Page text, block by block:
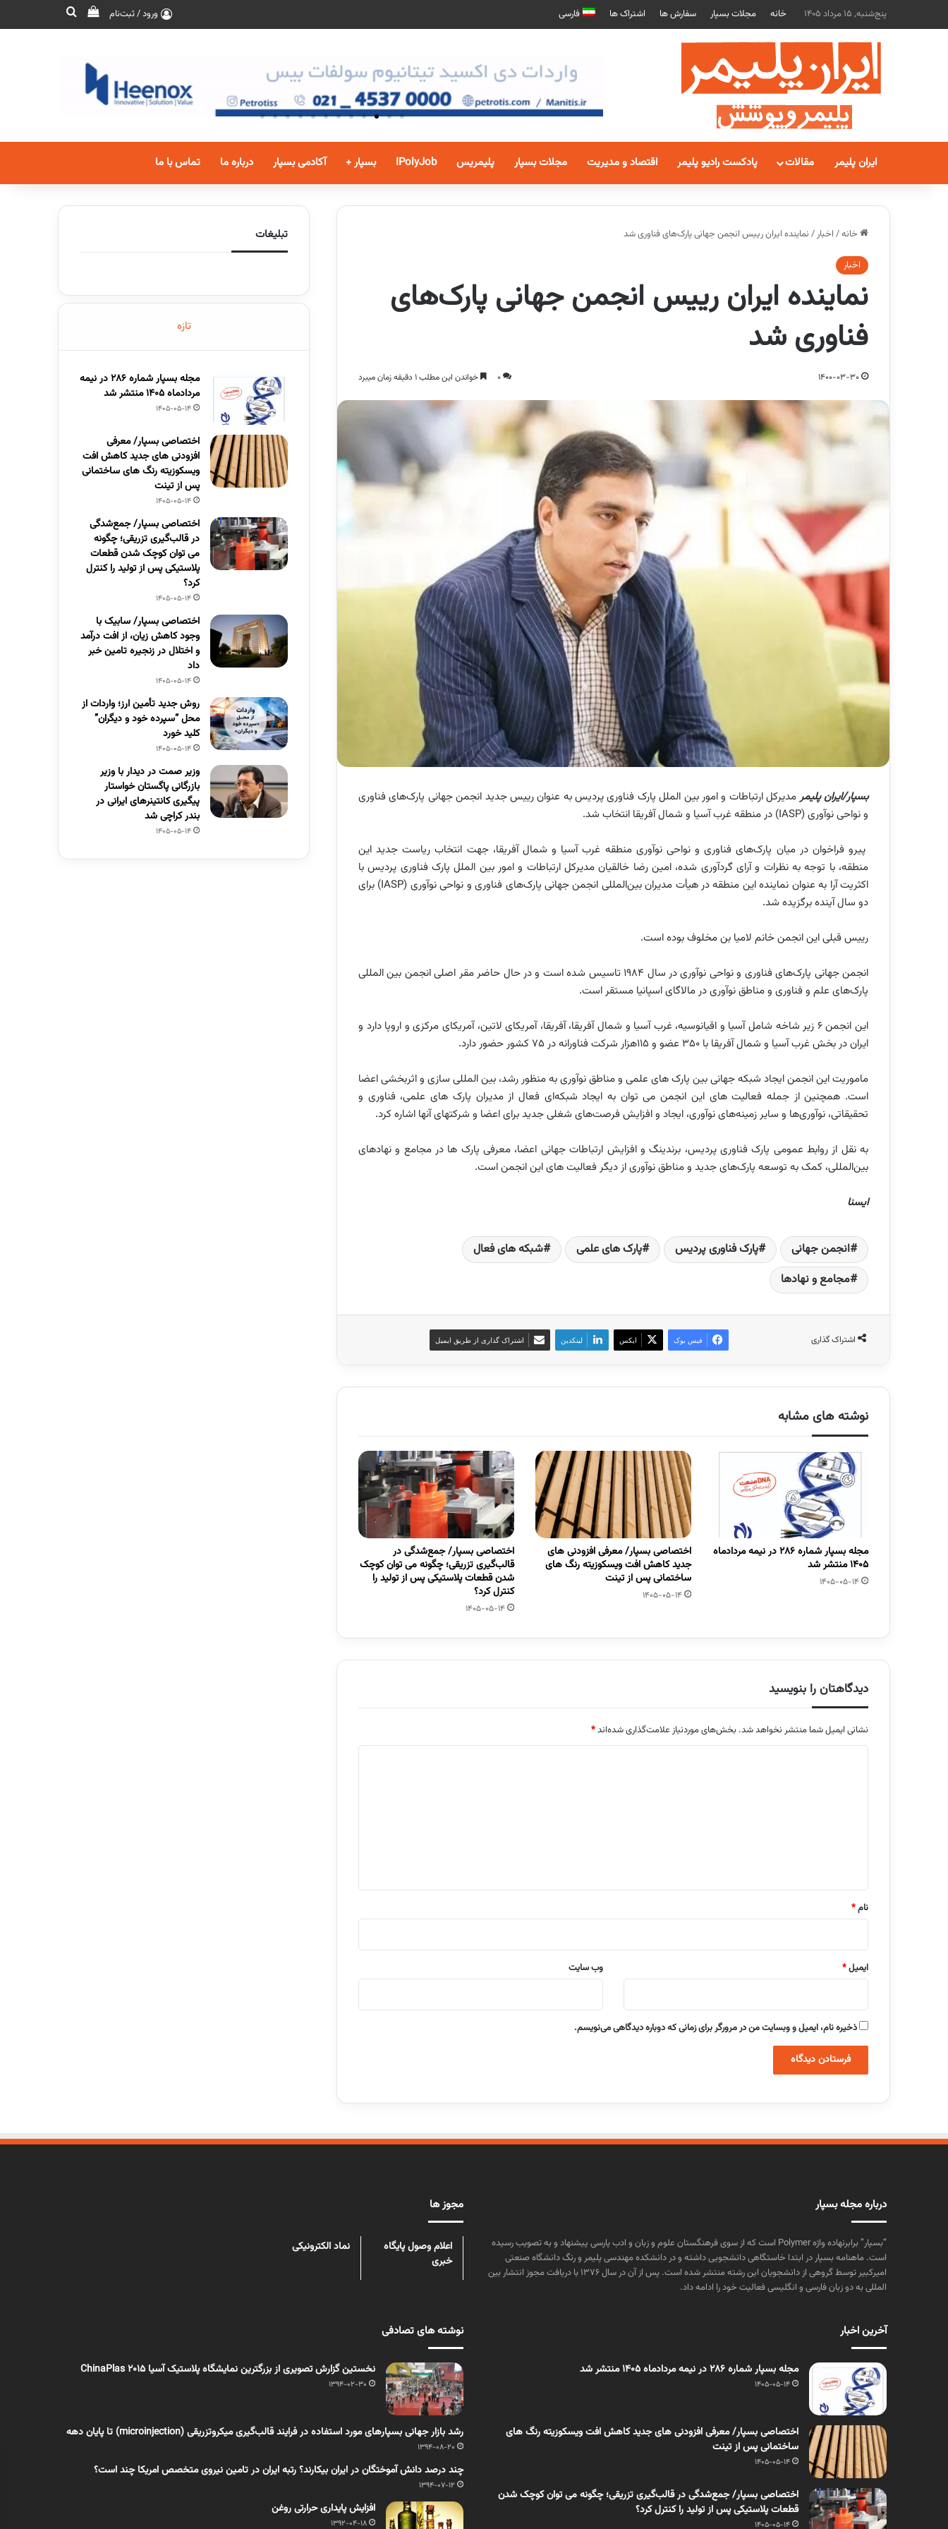
پنج‌شنبه, 15 مرداد 1405 خانه مجلات بسپار سفارش ها اشتراک ها فارسی ورود / ثبت‌نام
ایران پلیمر مقالات پادکست رادیو پلیمر اقتصاد و مدیریت مجلات بسپار پلیمریس IPolyJob بسپار + آکادمی بسپار درباره ما تماس با ما
خانه/ اخبار/ نماینده ایران رییس انجمن جهانی پارک‌های فناوری شد
اخبار
نماینده ایران رییس انجمن جهانی پارک‌های
فناوری شد
1400-03-30
0 خواندن این مطلب 1 دقیقه زمان میبرد
بسپار/ایران پلیمر مدیرکل ارتباطات و امور بین الملل پارک فناوری پردیس به عنوان رییس جدید انجمن جهانی پارک‌های فناوری
و نواحی نوآوری (IASP) در منطقه غرب آسیا و شمال آفریقا انتخاب شد.
پیرو فراخوان در میان پارک‌های فناوری و نواحی نوآوری منطقه غرب آسیا و شمال آفریقا، جهت انتخاب ریاست جدید این
منطقه، با توجه به نظرات و آرای گردآوری شده، امین رضا خالقیان مدیرکل ارتباطات و امور بین الملل پارک فناوری پردیس با
اکثریت آرا به عنوان نماینده این منطقه در هیأت مدیران بین‌المللی انجمن جهانی پارک‌های فناوری و نواحی نوآوری (IASP) برای
دو سال آینده برگزیده شد.
رییس قبلی این انجمن خانم لامیا بن مخلوف بوده است.
انجمن جهانی پارک‌های فناوری و نواحی نوآوری در سال ۱۹۸۴ تاسیس شده است و در حال حاضر مقر اصلی انجمن بین المللی
پارک‌های علم و فناوری و مناطق نوآوری در مالاگای اسپانیا مستقر است.
این انجمن ۶ زیر شاخه شامل آسیا و اقیانوسیه، غرب آسیا و شمال آفریقا، آفریقا، آمریکای لاتین، آمریکای مرکزی و اروپا دارد و
ایران در بخش غرب آسیا و شمال آفریقا با ۳۵۰ عضو و ۱۱۵هزار شرکت فناورانه در ۷۵ کشور حضور دارد.
ماموریت این انجمن ایجاد شبکه جهانی بین پارک های علمی و مناطق نوآوری به منظور رشد، بین المللی سازی و اثربخشی اعضا
است. همچنین از جمله فعالیت های این انجمن می توان به ایجاد شبکه‌ای فعال از مدیران پارک های علمی، فناوری و
تحقیقاتی، نوآوری‌ها و سایر زمینه‌های نوآوری، ایجاد و افزایش فرصت‌های شغلی جدید برای اعضا و شرکتهای آنها اشاره کرد.
به نقل از روابط عمومی پارک فناوری پردیس، برندینگ و افزایش ارتباطات جهانی اعضا، معرفی پارک ها در مجامع و نهادهای
بین‌المللی، کمک به توسعه پارک‌های جدید و مناطق نوآوری از دیگر فعالیت های این انجمن است.
ایسنا
انجمن جهانی پارک فناوری پردیس پارک های علمی
شبکه های فعال
مجامع و نهادها
اشتراک گذاری فیس بوک ایکس لینکدین اشتراک گذاری از طریق ایمیل
نوشته های مشابه
مجله بسپار شماره 286 در نیمه مردادماه
1405 منتشر شد
1405-05-14
اختصاصی بسپار/ معرفی افزودنی های
جدید کاهش افت ویسکوزیته رنگ های
ساختمانی پس از تینت
1405-05-14
اختصاصی بسپار/ جمع‌شدگی در
قالب‌گیری تزریقی؛ چگونه می توان کوچک
شدن قطعات پلاستیکی پس از تولید را
کنترل کرد؟
1405-05-14
دیدگاهتان را بنویسید
نشانی ایمیل شما منتشر نخواهد شد. بخش‌های موردنیاز علامت‌گذاری شده‌اند*
نام*
ایمیل* وب‌ سایت
ذخیره نام، ایمیل و وبسایت من در مرورگر برای زمانی که دوباره دیدگاهی می‌نویسم.
تبلیغات
تازه
مجله بسپار شماره 286 در نیمه
مردادماه 1405 منتشر شد
1405-05-14
اختصاصی بسپار/ معرفی
افزودنی های جدید کاهش افت
ویسکوزیته رنگ های ساختمانی
پس از تینت
1405-05-14
اختصاصی بسپار/ جمع‌شدگی
در قالب‌گیری تزریقی؛ چگونه
می توان کوچک شدن قطعات
پلاستیکی پس از تولید را کنترل
کرد؟
1405-05-14
اختصاصی بسپار/ سابیک با
وجود کاهش زیان، از افت درآمد
و اختلال در زنجیره تامین خبر
داد
1405-05-14
روش جدید تأمین ارز؛ واردات از
محل “سپرده خود و دیگران”
کلید خورد
1405-05-14
وزیر صمت در دیدار با وزیر
بازرگانی پاگستان خواستار
پیگیری کانتینرهای ایرانی در
بندر کراچی شد
1405-05-14
درباره مجله بسپار
“بسپار” برابرنهاده واژه Polymer است که از سوی فرهنگستان علوم و زبان و ادب پارسی پیشنهاد و به تصویب رسیده
است. ماهنامه بسپار در ابتدا خاستگاهی دانشجویی داشته و در دانشکده مهندسی پلیمر و رنگ دانشگاه صنعتی
امیرکبیر توسط گروهی از دانشجویان این رشته منتشر شده است. پس از آن در سال ۱۳۷۶ با دریافت مجوز انتشار بین
المللی به دو زبان فارسی و انگلیسی فعالیت خود را ادامه داد.
مجوز ها
اعلام وصول پایگاه
خبری
نماد الکترونیکی
آخرین اخبار
مجله بسپار شماره 286 در نیمه مردادماه 1405 منتشر شد
1405-05-14
اختصاصی بسپار/ معرفی افزودنی های جدید کاهش افت ویسکوزیته رنگ های
ساختمانی پس از تینت
1405-05-14
اختصاصی بسپار/ جمع‌شدگی در قالب‌گیری تزریقی؛ چگونه می توان کوچک شدن
قطعات پلاستیکی پس از تولید را کنترل کرد؟
1405-05-14
نوشته های تصادفی
نخستین گزارش تصویری از بزرگترین نمایشگاه پلاستیک آسیا ChinaPlas 2015
1394-02-30
رشد بازار جهانی بسپارهای مورد استفاده در فرایند قالب‌گیری میکروتزریقی (microinjection) تا پایان دهه
1394-08-20
چند درصد دانش آموختگان در ایران بیکارند؟ رتبه ایران در تامین نیروی متخصص امریکا چند است؟
1394-07-12
افزایش پایداری حرارتی روغن‌
1392-04-18